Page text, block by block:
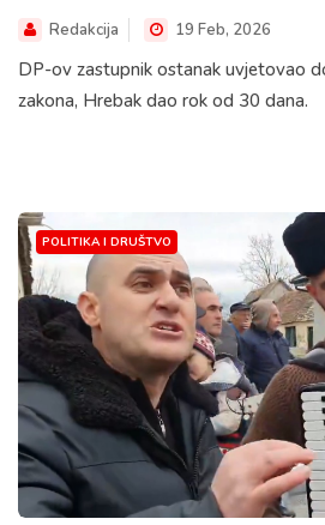
Redakcija 19 Feb, 2026
DP-ov zastupnik ostanak uvjetovao
zakona, Hrebak dao rok od 30 dana.
POLITIKA I DRUŠTVO